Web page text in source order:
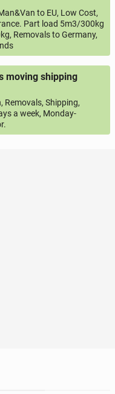
to EU, Low Cost,
Part load 5m3/300kg
Removals to Germany,
moving shipping
Removals, Shipping,
a week, Monday-